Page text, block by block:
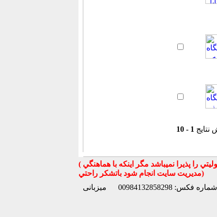
نتایج1 - 10
( تذكر مهم : به استحضار تمامي كاربران عزيز ميرساند كه سايت جهان ماشين در قبال معامله بين كاربران هيچ مسوليتي را پذيرا نميباشد مگر اينكه با هماهنگي
مديريت سايت انجام شود باتشكر راحتي)
شماره فکس: 00984132858298
میزبانی